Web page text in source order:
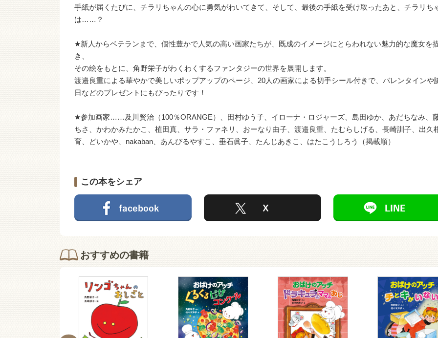
手紙が届くたびに、チラリちゃんの心に勇気がわいてきて、そして、最後の手紙を受け取ったあと、チラリち
は……？
★新人からベテランまで、個性豊かで人気の高い画家たちが、既成のイメージにとらわれない魅力的な魔女を
き、
その絵をもとに、角野栄子がわくわくするファンタジーの世界を展開します。
渡邉良重による華やかで美しいポップアップのページ、20人の画家による切手シール付きで、バレンタインや
日などのプレゼントにもぴったりです！
★参加画家……及川賢治（100％ORANGE）、田村ゆう子、イローナ・ロジャーズ、島田ゆか、あだちなみ、
ちさ、かわかみたかこ、植田真、サラ・ファネリ、おーなり由子、渡邉良重、たむらしげる、長崎訓子、出久
育、どいかや、nakaban、あんびるやすこ、垂石眞子、たんじあきこ、はたこうしろう（掲載順）
この本をシェア
おすすめの書籍